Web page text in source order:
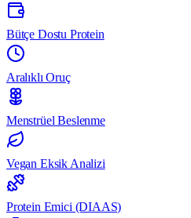
Bütçe Dostu Protein
Aralıklı Oruç
Menstrüel Beslenme
Vegan Eksik Analizi
Protein Emici (DIAAS)